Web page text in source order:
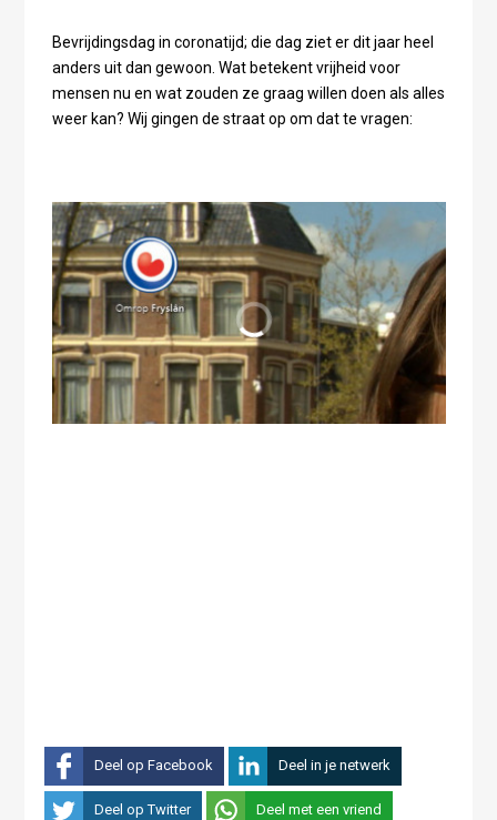
Bevrijdingsdag in coronatijd; die dag ziet er dit jaar heel
anders uit dan gewoon. Wat betekent vrijheid voor
mensen nu en wat zouden ze graag willen doen als alles
weer kan? Wij gingen de straat op om dat te vragen:
Deel op Facebook Deel in je netwerk
Deel op Twitter Deel met een vriend